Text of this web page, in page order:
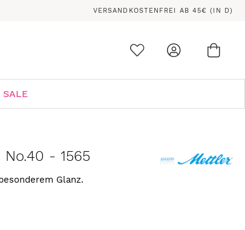
VERSANDKOSTENFREI AB 45€ (IN D)
SALE
- 1565
Glanz.